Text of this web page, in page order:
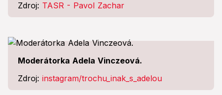
Zdroj: TASR - Pavol Zachar
Moderátorka Adela Vinczeová.
Zdroj: instagram/trochu_inak_s_adelou